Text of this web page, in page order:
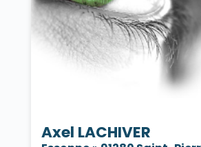
Axel LACHIVER